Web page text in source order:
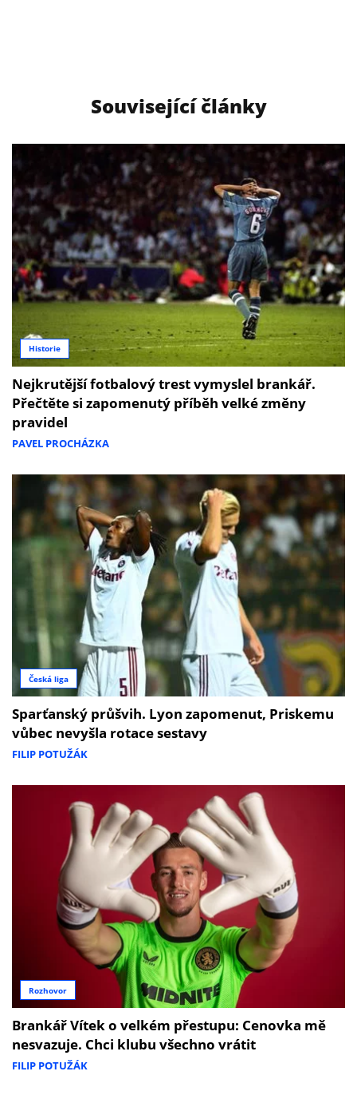
Související články
Historie
Nejkrutější fotbalový trest vymyslel brankář.
Přečtěte si zapomenutý příběh velké změny
pravidel
PAVEL PROCHÁZKA
Česká liga
Sparťanský průšvih. Lyon zapomenut, Priskemu
vůbec nevyšla rotace sestavy
FILIP POTUŽÁK
Rozhovor
Brankář Vítek o velkém přestupu: Cenovka mě
nesvazuje. Chci klubu všechno vrátit
FILIP POTUŽÁK